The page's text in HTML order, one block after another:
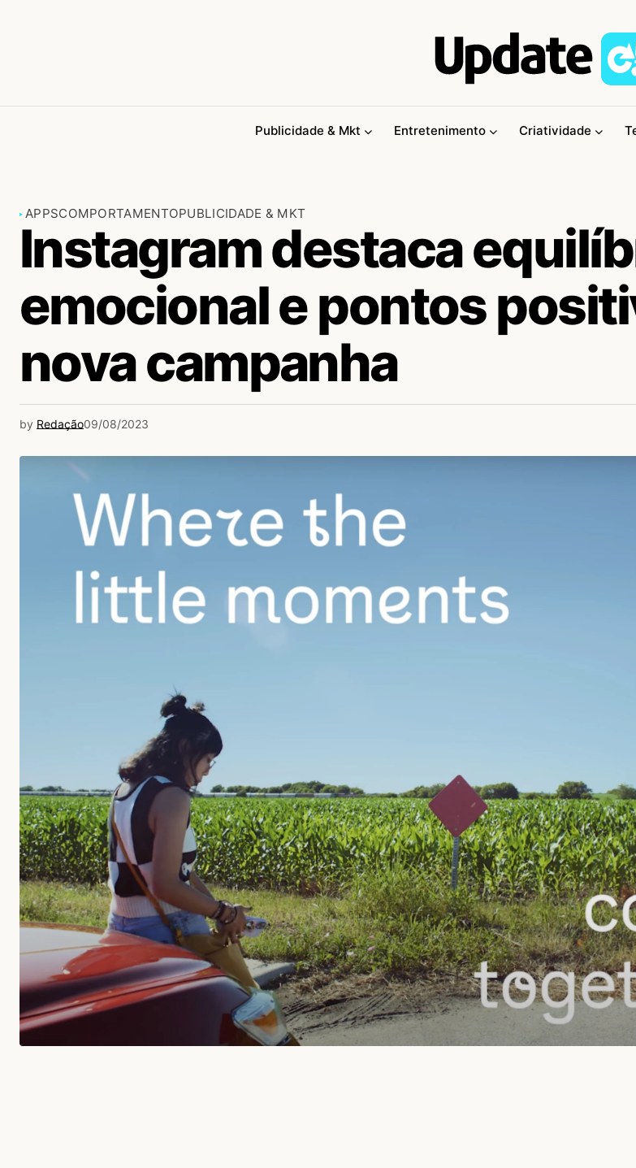
Publicidade & Mkt Entretenimento Criatividade
APPSCOMPORTAMENTOPUBLICIDADE & MKT
Instagram destaca
emocional e pontos
nova campanha
by Redação09/08/2023